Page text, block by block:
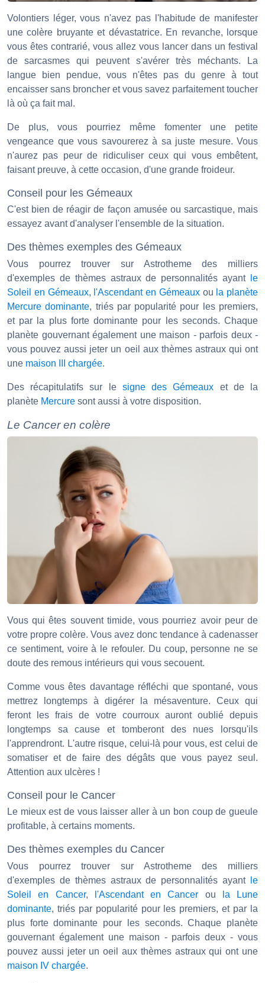
Volontiers léger, vous n'avez pas l'habitude de manifester
une colère bruyante et dévastatrice. En revanche, lorsque
vous êtes contrarié, vous allez vous lancer dans un festival
de sarcasmes qui peuvent s'avérer très méchants. La
langue bien pendue, vous n'êtes pas du genre à tout
encaisser sans broncher et vous savez parfaitement toucher
là où ça fait mal.
De plus, vous pourriez même fomenter une petite
vengeance que vous savourerez à sa juste mesure. Vous
n'aurez pas peur de ridiculiser ceux qui vous embêtent,
faisant preuve, à cette occasion, d'une grande froideur.
Conseil pour les Gémeaux
C'est bien de réagir de façon amusée ou sarcastique, mais
essayez avant d'analyser l'ensemble de la situation.
Des thèmes exemples des Gémeaux
Vous pourrez trouver sur Astrotheme des milliers
d'exemples de thèmes astraux de personnalités ayant
le
Soleil en Gémeaux, l'Ascendant en Gémeauxou la planète
Mercure dominante, triés par popularité pour les premiers,
et par la plus forte dominante pour les seconds. Chaque
planète gouvernant également une maison - parfois deux -
vous pouvez aussi jeter un oeil aux thèmes astraux qui ont
une maison III chargée.
Des récapitulatifs sur le signe des Gémeaux et de la
planète Mercure sont aussi à votre disposition.
Le Cancer en colère
Vous qui êtes souvent timide, vous pourriez avoir peur de
votre propre colère. Vous avez donc tendance à cadenasser
ce sentiment, voire à le refouler. Du coup, personne ne se
doute des remous intérieurs qui vous secouent.
Comme vous êtes davantage réfléchi que spontané, vous
mettrez longtemps à digérer la mésaventure. Ceux qui
feront les frais de votre courroux auront oublié depuis
longtemps sa cause et tomberont des nues lorsqu'ils
l'apprendront. L'autre risque, celui-là pour vous, est celui de
somatiser et de faire des dégâts que vous payez seul.
Attention aux ulcères !
Conseil pour le Cancer
Le mieux est de vous laisser aller à un bon coup de gueule
profitable, à certains moments.
Des thèmes exemples du Cancer
Vous pourrez trouver sur Astrotheme des milliers
d'exemples de thèmes astraux de personnalités ayant
le
Soleil en Cancer, l'Ascendant en Cancer ou
la Lune
dominante, triés par popularité pour les premiers, et par la
plus forte dominante pour les seconds. Chaque planète
gouvernant également une maison - parfois deux - vous
pouvez aussi jeter un oeil aux thèmes astraux qui ont une
maison IV chargée.